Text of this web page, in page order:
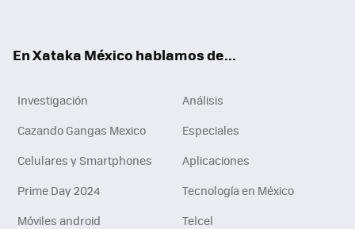
En Xataka México hablamos de...
Investigación
Análisis
Cazando Gangas Mexico
Especiales
Celulares y Smartphones
Aplicaciones
Prime Day 2024
Tecnología en México
Móviles android
Telcel